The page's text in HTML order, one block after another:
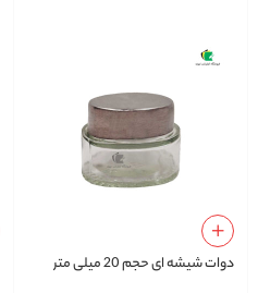
دوات شیشه ای حجم 20 میلی متر